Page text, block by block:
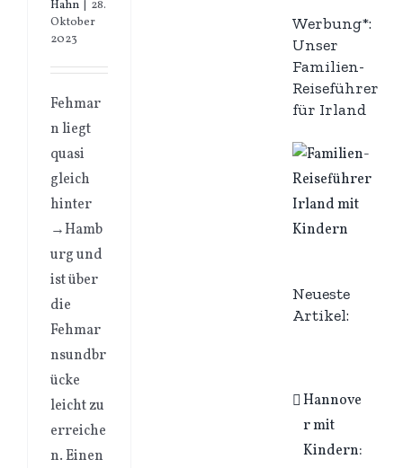
Hahn | 28.
Oktober
2023
Fehmar
n liegt
quasi
gleich
hinter
→Hamb
urg und
ist über
die
Fehmar
nsundbr
ücke
leicht zu
erreiche
n. Einen
Werbung*:
Unser
Familien-
Reiseführer
für Irland
Neueste
Artikel:
Hannove
r mit
Kindern: